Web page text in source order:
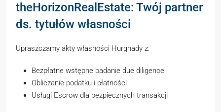
theHorizonRealEstate: Twój partner
ds. tytułów własności
Upraszczamy akty własności Hurghady z:
Bezpłatne wstępne badanie due diligence
Obliczanie podatku i płatności
Usługi Escrow dla bezpiecznych transakcji